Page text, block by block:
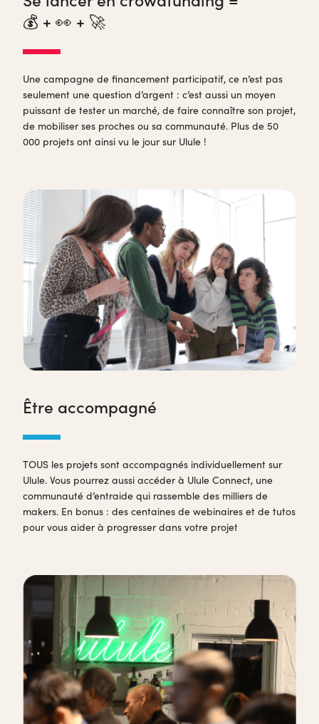
💰 + 👀 + 🚀
Une campagne de financement participatif, ce n’est pas
seulement une question d’argent : c’est aussi un moyen
puissant de tester un marché, de faire connaître son projet,
de mobiliser ses proches ou sa communauté. Plus de 50
000 projets ont ainsi vu le jour sur Ulule !
Être accompagné
TOUS les projets sont accompagnés individuellement sur
Ulule. Vous pourrez aussi accéder à Ulule Connect, une
communauté d’entraide qui rassemble des milliers de
makers. En bonus : des centaines de webinaires et de tutos
pour vous aider à progresser dans votre projet